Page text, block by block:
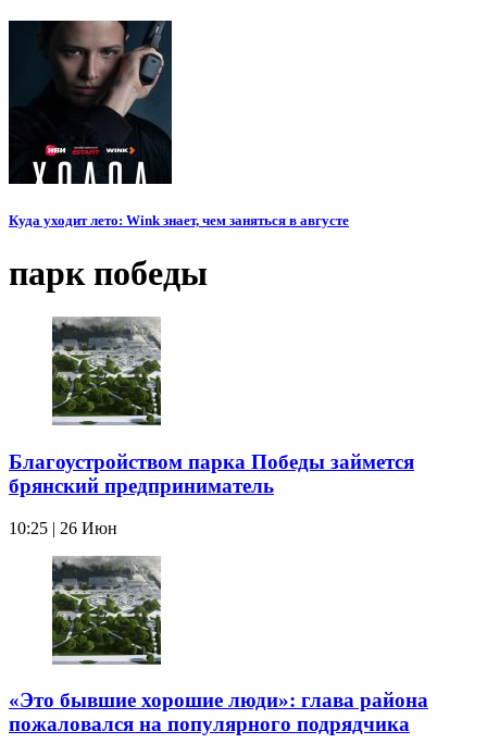
Куда уходит лето: Wink знает, чем заняться в августе
парк победы
Благоустройством парка Победы займется
брянский предприниматель
10:25 | 26 Июн
«Это бывшие хорошие люди»: глава района
пожаловался на популярного подрядчика